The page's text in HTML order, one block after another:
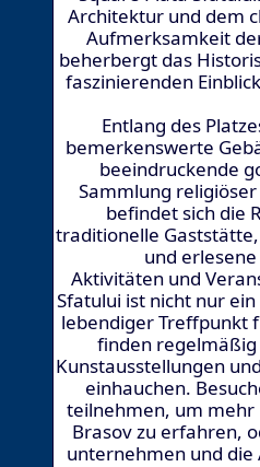
Architektur und dem
Aufmerksamkeit
beherbergt das
faszinierenden
Entlang des
bemerkenswerte
beeindruckende
Sammlung
befindet sich die
traditionelle
und
Aktivitäten und
Sfatului ist nicht nur
lebendiger Treffpunkt
finden
Kunstausstellungen
einhauchen.
teilnehmen, um mehr
Brasov zu erfahren,
unternehmen und die